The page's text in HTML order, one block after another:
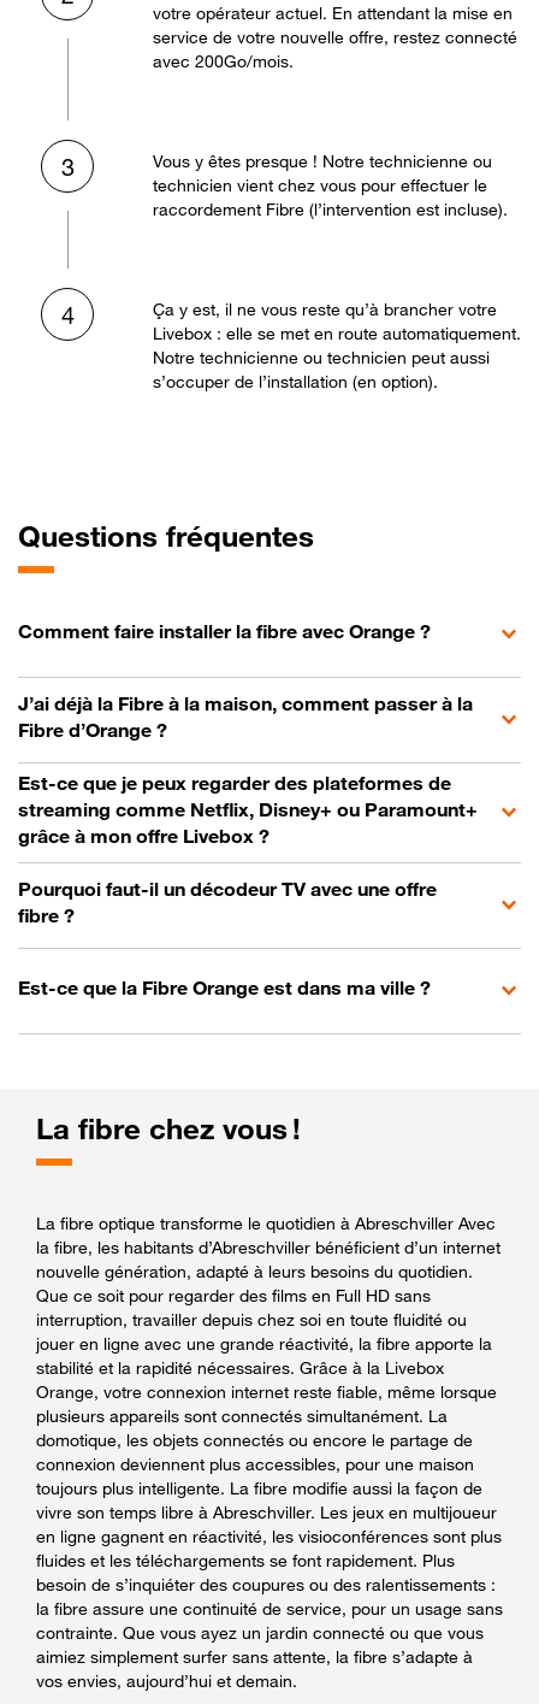
votre opérateur actuel. En attendant la mise en
service de votre nouvelle offre, restez connecté
avec 200Go/mois.
3
Vous y êtes presque ! Notre technicienne ou
technicien vient chez vous pour effectuer le
raccordement Fibre (l’intervention est incluse).
4
Ça y est, il ne vous reste qu’à brancher votre
Livebox : elle se met en route automatiquement.
Notre technicienne ou technicien peut aussi
s’occuper de l’installation (en option).
Questions fréquentes
Comment faire installer la fibre avec Orange ?
J’ai déjà la Fibre à la maison, comment passer à la
Fibre d’Orange ?
Est-ce que je peux regarder des plateformes de
streaming comme Netflix, Disney+ ou Paramount+
grâce à mon offre Livebox ?
Pourquoi faut-il un décodeur TV avec une offre
fibre ?
Est-ce que la Fibre Orange est dans ma ville ?
La fibre chez vous !
La fibre optique transforme le quotidien à Abreschviller Avec
la fibre, les habitants d’Abreschviller bénéficient d’un internet
nouvelle génération, adapté à leurs besoins du quotidien.
Que ce soit pour regarder des films en Full HD sans
interruption, travailler depuis chez soi en toute fluidité ou
jouer en ligne avec une grande réactivité, la fibre apporte la
stabilité et la rapidité nécessaires. Grâce à la Livebox
Orange, votre connexion internet reste fiable, même lorsque
plusieurs appareils sont connectés simultanément. La
domotique, les objets connectés ou encore le partage de
connexion deviennent plus accessibles, pour une maison
toujours plus intelligente. La fibre modifie aussi la façon de
vivre son temps libre à Abreschviller. Les jeux en multijoueur
en ligne gagnent en réactivité, les visioconférences sont plus
fluides et les téléchargements se font rapidement. Plus
besoin de s’inquiéter des coupures ou des ralentissements :
la fibre assure une continuité de service, pour un usage sans
contrainte. Que vous ayez un jardin connecté ou que vous
aimiez simplement surfer sans attente, la fibre s’adapte à
vos envies, aujourd’hui et demain.